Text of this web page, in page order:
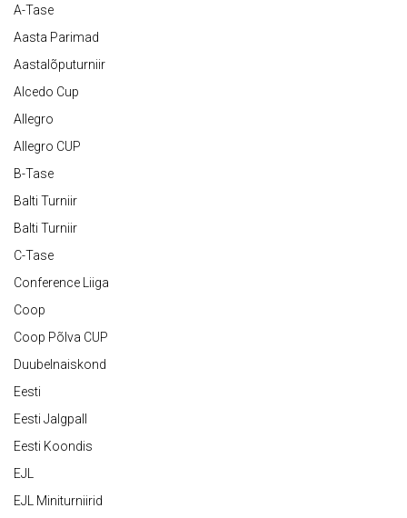
A-Tase
Aasta Parimad
Aastalõputurniir
Alcedo Cup
Allegro
Allegro CUP
B-Tase
Balti Turniir
Balti Turniir
C-Tase
Conference Liiga
Coop
Coop Põlva CUP
Duubelnaiskond
Eesti
Eesti Jalgpall
Eesti Koondis
EJL
EJL Miniturniirid